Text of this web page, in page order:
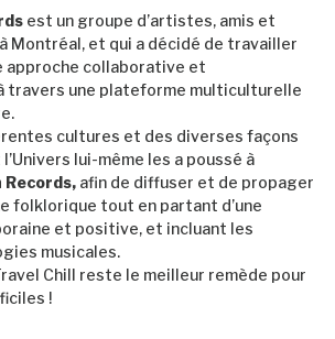
est un groupe d’artistes, amis et
Montréal, et qui a décidé de travailler
approche collaborative et
travers une plateforme multiculturelle
cultures et des diverses façons
lui-même les a poussé à
Records, afin de diffuser et de propager
folklorique tout en partant d’une
et positive, et incluant les
musicales.
Chill reste le meilleur remède pour
!